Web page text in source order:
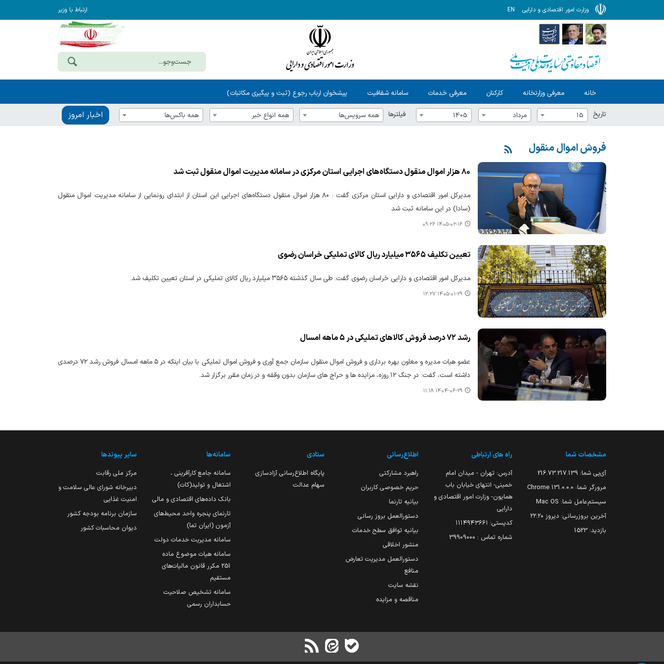
وزارت امور اقتصادی و دارایی EN ارتباط با وزیر
خانه معرفی وزارتخانه کارکنان معرفی خدمات سامانه شفافیت پیشخوان ارباب رجوع (ثبت و پیگیری مکاتبات)
تاریخ 15 مرداد 1405 فیلترها همه سرویس‌ها همه انواع خبر همه باکس‌ها اخبار امروز
فروش اموال منقول
۸۰ هزار اموال منقول دستگاه‌های اجرایی استان مرکزی در سامانه مدیریت اموال منقول ثبت شد
مدیرکل امور اقتصادی و دارایی استان مرکزی گفت : ۸۰ هزار اموال منقول دستگاه‌های اجرایی این استان از ابتدای رونمایی از سامانه مدیریت اموال منقول
(سادا) در این سامانه ثبت شد
۱۴۰۵-۰۲-۱۶ ۰۹:۲۶
تعیین تکلیف ۳۵۶۵ میلیارد ریال کالای تملیکی خراسان رضوی
مدیرکل امور اقتصادی و دارایی خراسان رضوی گفت: طی سال گذشته ۳۵۶۵ میلیارد ریال کالای تملیکی در استان تعیین تکلیف شد.
۱۴۰۵-۰۱-۲۹ ۱۲:۲۷
رشد ۷۲ درصد فروش کالاهای تملیکی در ۵ ماهه امسال
عضو هیات مدیره و معاون بهره برداری و فروش اموال منقول سازمان جمع آوری و فروش اموال تملیکی با بیان اینکه در ۵ ماهه امسال فروش رشد ۷۲ درصدی
داشته است، گفت: در جنگ ۱۲ روزه، مزایده ها و حراج های سازمان بدون وقفه و در زمان مقرر برگزار شد.
۱۴۰۴-۰۶-۲۹ ۱۱:۱۸
مشخصات شما
آی‌پی شما: 216.73.217.139
مرورگر شما: 131.0.0.0 Chrome
سیستم‌عامل شما: Mac OS
آخرین بروزرسانی: دیروز ۲۲:۲۰
بازدید: 1523
راه های ارتباطی
آدرس: تهران - میدان امام
خمینی- انتهای خیابان باب
همایون- وزارت امور اقتصادی و
دارایی
کدپستی: ۱۱۱۴۹۴۳۶۶۱
شماره تماس : 39909000
اطلاع‌رسانی
راهبرد مشارکتی
حریم خصوصی کاربران
بیانیه تارنما
دستورالعمل بروز رسانی
بیانیه توافق سطح خدمات
منشور اخلاقی
دستورالعمل مدیریت تعارض
منافع
نقشه سایت
مناقصه و مزایده
ستادی
پایگاه اطلاع‌رسانی آزادسازی
سهام عدالت
سامانه‌ها
سامانه جامع کارآفرینی ،
اشتغال و تولید(کات)
بانک داده‌های اقتصادی و مالی
تارنمای پنجره واحد محیط‌های
آزمون (ایران تما)
سامانه مدیریت خدمات دولت
سامانه هیات موضوع ماده
251 مکرر قانون مالیات‌های
مستقیم
سامانه تشخیص صلاحیت
حسابداران رسمی
سایر پیوندها
مرکز ملی رقابت
دبیرخانه شورای عالی سلامت و
امنیت غذایی
سازمان برنامه بودجه کشور
دیوان محاسبات کشور